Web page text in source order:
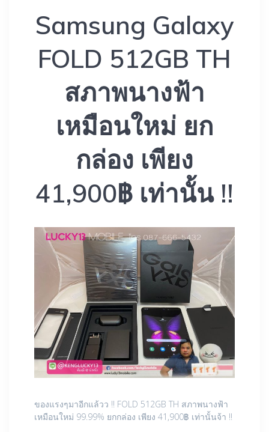
Samsung Galaxy
FOLD 512GB TH
สภาพนางฟ้า
เหมือนใหม่ ยก
กล่อง เพียง
41,900฿ เท่านั้น !!
ของแรงๆมาอีกแล้วว !! FOLD 512GB TH สภาพนางฟ้า
เหมือนใหม่ 99.99% ยกกล่อง เพียง 41,900฿ เท่านั้นจ้า !!